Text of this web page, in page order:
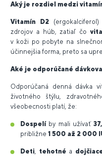
Aký je rozdiel medzi
Vitamín D2
zdrojov a húb, zatiaľ čo
v koži po pobyte na
účinnejšia forma, preto sa
Aké je odporúčané
Odporúčaná denná dávka
životného štýlu,
všeobecnosti platí, že:
Dospelíby mali užívať
približne 1 500 až 2 000
Deti, tehotné a